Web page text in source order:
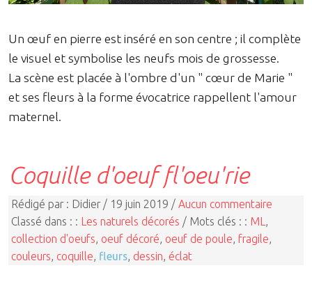
Un œuf en pierre est inséré en son centre ; il complète
le visuel et symbolise les neufs mois de grossesse.
La scène est placée à l'ombre d'un " cœur de Marie "
et ses fleurs à la forme évocatrice rappellent l'amour
maternel.
Coquille d'oeuf fl'oeu'rie
Rédigé par : Didier / 19 juin 2019 / Aucun commentaire
Classé dans : : Les naturels décorés / Mots clés : : ML ,
collection d'oeufs, oeuf décoré, oeuf de poule, fragile,
couleurs, coquille, fleurs, dessin, éclat